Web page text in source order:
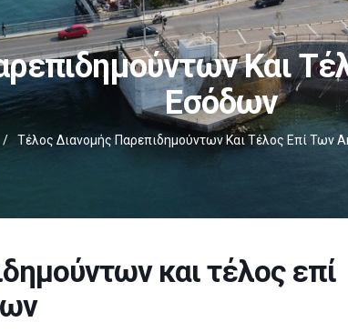
Και
Εσόδων
/ Τέλος Διανομής Παρεπιδημούντων Και Τέλος Επί Των
και τέλος επί